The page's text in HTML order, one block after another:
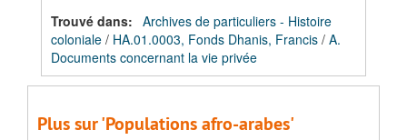
Trouvé dans: Archives de particuliers - Histoire
coloniale / HA.01.0003, Fonds Dhanis, Francis / A.
Documents concernant la vie privée
Plus sur 'Populations afro-arabes'